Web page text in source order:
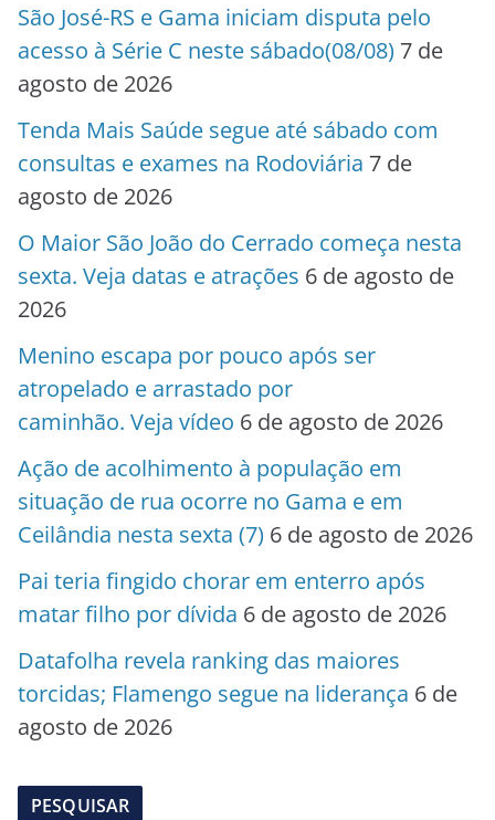
São José-RS e Gama iniciam disputa pelo
acesso à Série C neste sábado(08/08) 7 de
agosto de 2026
Tenda Mais Saúde segue até sábado com
consultas e exames na Rodoviária 7 de
agosto de 2026
O Maior São João do Cerrado começa nesta
sexta. Veja datas e atrações 6 de agosto de
2026
Menino escapa por pouco após ser
atropelado e arrastado por
caminhão. Veja vídeo 6 de agosto de 2026
Ação de acolhimento à população em
situação de rua ocorre no Gama e em
Ceilândia nesta sexta (7) 6 de agosto de 2026
Pai teria fingido chorar em enterro após
matar filho por dívida 6 de agosto de 2026
Datafolha revela ranking das maiores
torcidas; Flamengo segue na liderança 6 de
agosto de 2026
PESQUISAR